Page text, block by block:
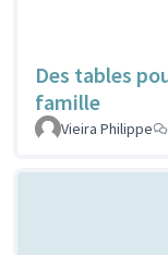
Des tables
famille
Vieira Philippe